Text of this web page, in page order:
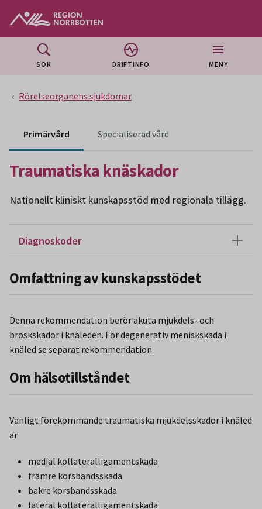
SÖK DRIFTINFO MENY
Rörelseorganens sjukdomar
Primärvård Specialiserad vård
Traumatiska knäskador
Nationellt kliniskt kunskapsstöd med regionala tillägg.
Diagnoskoder
Omfattning av kunskapsstödet
Denna rekommendation berör akuta mjukdels- och
broskskador i knäleden. För degenerativ meniskskada i
knäled se separat rekommendation.
Om hälsotillståndet
Vanligt förekommande traumatiska mjukdelsskador i knäled
är
medial kollateralligamentskada
främre korsbandsskada
bakre korsbandsskada
lateral kollateralligamentskada